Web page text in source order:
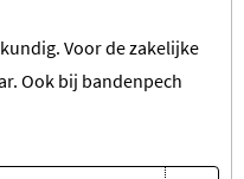
Voor de zakelijke
Ook bij bandenpech